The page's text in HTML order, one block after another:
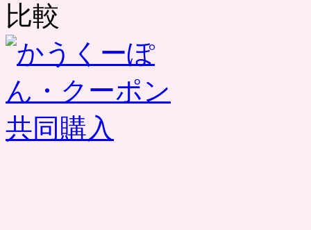
比較